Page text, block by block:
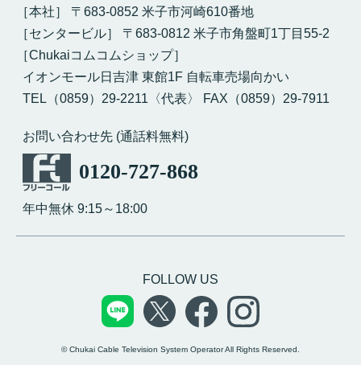
［本社］ 〒683-0852 米子市河崎610番地
［センタービル］ 〒683-0812 米子市角盤町1丁目55-2
［Chukaiコムコムショップ］
イオンモール日吉津 東館1F 自転車売場向かい
TEL（0859）29-2211〈代表〉 FAX（0859）29-7911
お問い合わせ先 (通話料無料)
0120-727-868
年中無休 9:15～18:00
FOLLOW US
© Chukai Cable Television System Operator All Rights Reserved.